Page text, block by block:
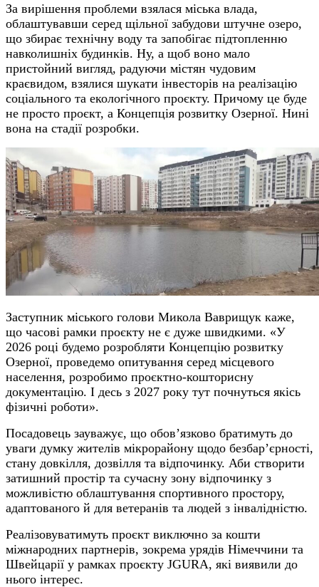
За вирішення проблеми взялася міська влада,
облаштувавши серед щільної забудови штучне озеро,
що збирає технічну воду та запобігає підтопленню
навколишніх будинків. Ну, а щоб воно мало
пристойний вигляд, радуючи містян чудовим
краєвидом, взялися шукати інвесторів на реалізацію
соціального та екологічного проєкту. Причому це буде
не просто проєкт, а Концепція розвитку Озерної. Нині
вона на стадії розробки.
Заступник міського голови Микола Ваврищук каже,
що часові рамки проєкту не є дуже швидкими. «У
2026 році будемо розробляти Концепцію розвитку
Озерної, проведемо опитування серед місцевого
населення, розробимо проєктно-кошторисну
документацію. І десь з 2027 року тут почнуться якісь
фізичні роботи».
Посадовець зауважує, що обов’язково братимуть до
уваги думку жителів мікрорайону щодо безбар’єрності,
стану довкілля, дозвілля та відпочинку. Аби створити
затишний простір та сучасну зону відпочинку з
можливістю облаштування спортивного простору,
адаптованого й для ветеранів та людей з інвалідністю.
Реалізовуватимуть проєкт виключно за кошти
міжнародних партнерів, зокрема урядів Німеччини та
Швейцарії у рамках проєкту JGURA, які виявили до
нього інтерес.